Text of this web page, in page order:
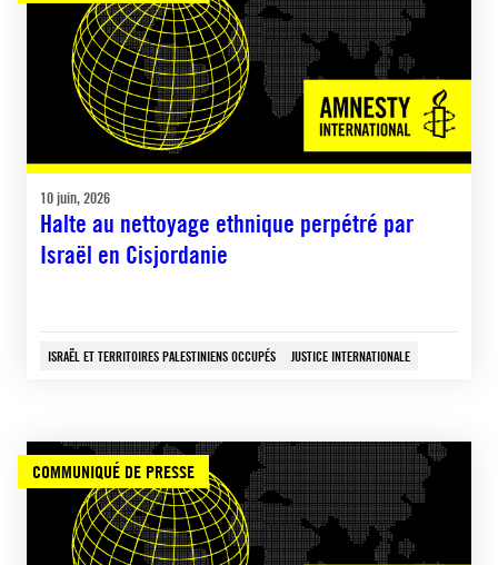
10 juin, 2026
Halte au nettoyage ethnique perpétré par
Israël en Cisjordanie
ISRAËL ET TERRITOIRES PALESTINIENS OCCUPÉS JUSTICE INTERNATIONALE
COMMUNIQUÉ DE PRESSE